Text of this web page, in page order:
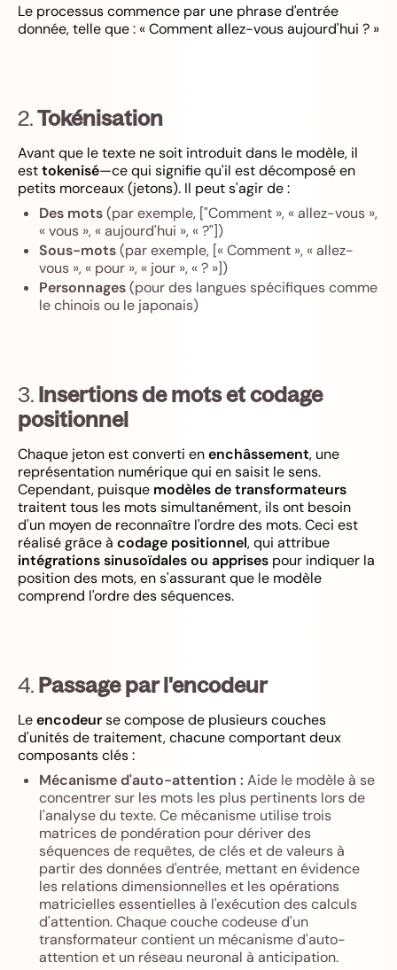
Le processus commence par une phrase d'entrée
donnée, telle que : « Comment allez-vous aujourd'hui ? »
2.Tokénisation
Avant que le texte ne soit introduit dans le modèle, il
esttokenisé—ce qui signifie qu'il est décomposé en
petits morceaux (jetons). Il peut s'agir de :
Des mots(par exemple, ["Comment », « allez-vous »,
« vous », « aujourd'hui », « ?"])
Sous-mots(par exemple, [« Comment », « allez-
vous », « pour », « jour », « ? »])
Personnages(pour des langues spécifiques comme
le chinois ou le japonais)
3. Insertions de mots et codage
positionnel
Chaque jeton est converti enenchâssement, une
représentation numérique qui en saisit le sens.
Cependant, puisque modèles de transformateurs
traitent tous les mots simultanément, ils ont besoin
d'un moyen de reconnaître l'ordre des mots. Ceci est
réalisé grâce à codage positionnel, qui attribue
intégrations sinusoïdales ou apprises pour indiquer la
position des mots, en s'assurant que le modèle
comprend l'ordre des séquences.
4. Passage par l'encodeur
Leencodeurse compose de plusieurs couches
d'unités de traitement, chacune comportant deux
composants clés :
Mécanisme d'auto-attention : Aide le modèle à se
concentrer sur les mots les plus pertinents lors de
l'analyse du texte. Ce mécanisme utilise trois
matrices de pondération pour dériver des
séquences de requêtes, de clés et de valeurs à
partir des données d'entrée, mettant en évidence
les relations dimensionnelles et les opérations
matricielles essentielles à l'exécution des calculs
d'attention. Chaque couche codeuse d'un
transformateur contient un mécanisme d'auto-
attention et un réseau neuronal à anticipation.